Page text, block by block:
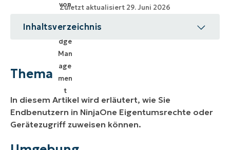
Zuletzt aktualisiert 29. Juni 2026
Inhaltsverzeichnis
Umgebung
Beschreibung
Weitere Ressourcen
Thema
In diesem Artikel wird erläutert, wie Sie
Endbenutzern in NinjaOne Eigentumsrechte oder
Gerätezugriff zuweisen können.